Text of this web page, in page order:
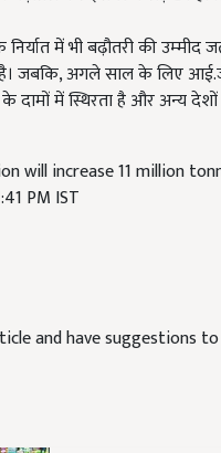
में भी बढ़ौतरी की
जबकि, अगले साल के लिए
में स्थिरता है और अन्‍य
will increase 11 million
PM IST
and have suggestions